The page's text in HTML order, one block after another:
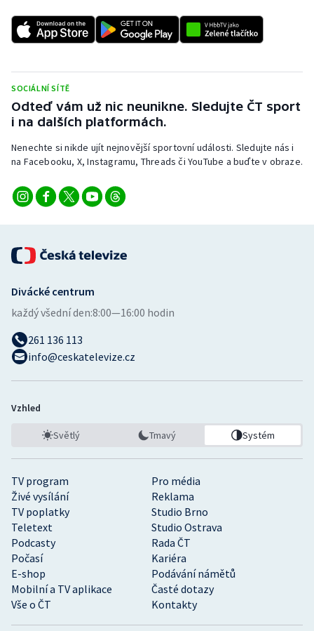
SOCIÁLNÍ SÍTĚ
Odteď vám už nic neunikne. Sledujte ČT sport
i na dalších platformách.
Nenechte si nikde ujít nejnovější sportovní události. Sledujte nás i
na Facebooku, X, Instagramu, Threads či YouTube a buďte v obraze.
TV program
Pro média
Živé vysílání
Reklama
TV poplatky
Studio Brno
Teletext
Studio Ostrava
Podcasty
Rada ČT
Počasí
Kariéra
E-shop
Podávání námětů
Mobilní a TV aplikace
Časté dotazy
Vše o ČT
Kontakty
Divácké centrum
každý všední den:8:00—16:00 hodin
261 136 113
info@ceskatelevize.cz
Vzhled
Světlý Tmavý Systém